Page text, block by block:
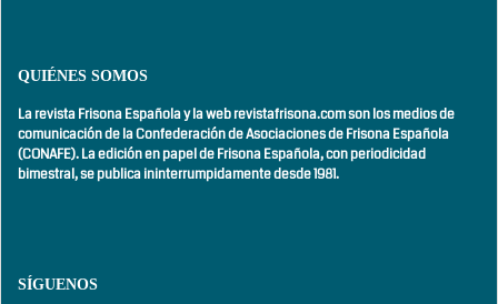
QUIÉNES SOMOS
La revista Frisona Española y la web revistafrisona.com son los medios de
comunicación de la Confederación de Asociaciones de Frisona Española
(CONAFE). La edición en papel de Frisona Española, conperiodicidad
bimestral,se publica ininterrumpidamente desde 1981.
SÍGUENOS